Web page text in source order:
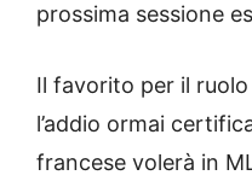
prossima sessione
Il favorito per il
l’addio ormai
francese volerà in